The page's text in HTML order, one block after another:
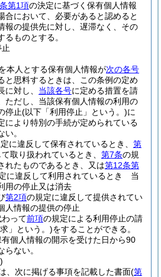
第1項の決定に基づく保有個人情報
合において、必要があると認めると
報の提供先に対し、遅滞なく、その
るものとする。
本人とする保有個人情報が次の各号
と思料するときは、この条例の定め
に対し、 当該各号に定める措置を請
ただし、当該保有個人情報の利用の
停止(以下「利用停止」という。)に
により特別の手続が定められている
。
に違反して保有されているとき、 第
取り扱われているとき、 第7条の規
れたものであるとき、又は第12条第
に違反して利用されているとき 当
用の停止又は消去
第2項の規定に違反して提供されてい
情報の提供の停止
って前項の規定による利用停止の請
」という。)をすることができる。
個人情報の開示を受けた日から90
らない。
、次に掲げる事項を記載した書面(第